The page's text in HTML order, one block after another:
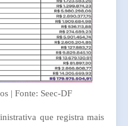
| Fonte: Seec-DF
que registra mais